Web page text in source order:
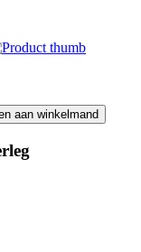
aan winkelmand